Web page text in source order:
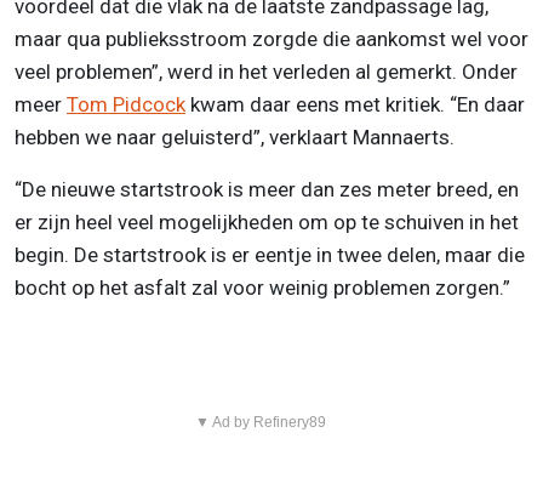
voordeel dat die vlak na de laatste zandpassage lag,
maar qua publieksstroom zorgde die aankomst wel voor
veel problemen”, werd in het verleden al gemerkt. Onder
meer Tom Pidcockkwam daar eens met kritiek. “En daar
hebben we naar geluisterd”, verklaart Mannaerts.
“De nieuwe startstrook is meer dan zes meter breed, en
er zijn heel veel mogelijkheden om op te schuiven in het
begin. De startstrook is er eentje in twee delen, maar die
bocht op het asfalt zal voor weinig problemen zorgen.”
▼ Ad by Refinery89